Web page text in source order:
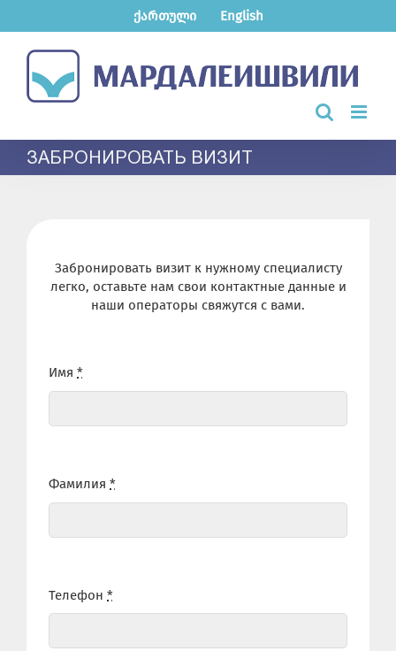
ქართული English
ЗАБРОНИРОВАТЬ ВИЗИТ
Забронировать визит к нужному специалисту
легко, оставьте нам свои контактные данные и
наши операторы свяжутся с вами.
Имя *
Фамилия *
Телефон *